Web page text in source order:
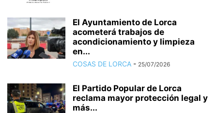
El Ayuntamiento de Lorca
acometerá trabajos de
acondicionamiento y limpieza
en...
COSAS DE LORCA - 25/07/2026
El Partido Popular de Lorca
reclama mayor protección legal y
más...